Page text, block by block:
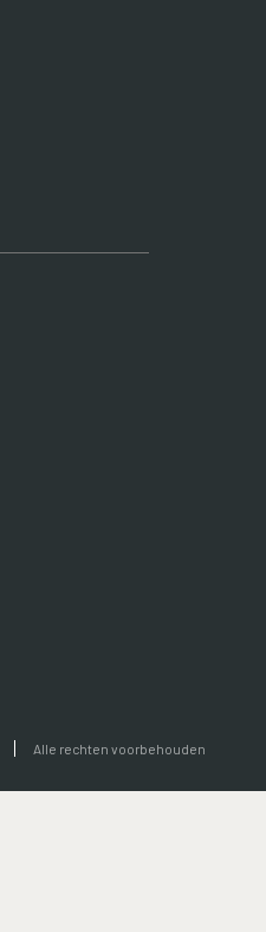
Alle rechten voorbehouden